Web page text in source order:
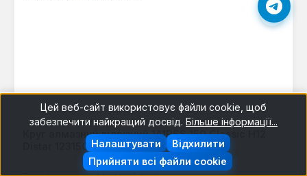
Круг алмазний відрізний 1A1RSS 150 Classic H12
Distar 12315011013
Цей веб-сайт використовує файли cookie, щоб
забезпечити найкращий досвід. Більше інформації...
Відхилити
Налаштувати
Прийняти всі файли cookie